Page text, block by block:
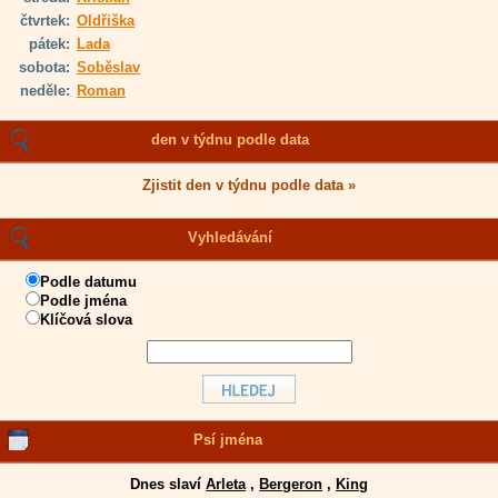
čtvrtek: Oldřiška
pátek: Lada
sobota: Soběslav
neděle: Roman
den v týdnu podle data
Zjistit den v týdnu podle data »
Vyhledávání
Podle datumu
Podle jména
Klíčová slova
Psí jména
Dnes slaví Arleta, Bergeron , King